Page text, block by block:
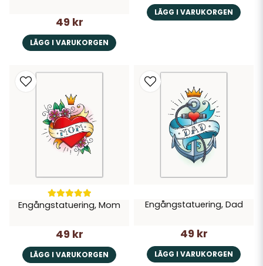
49 kr
LÄGG I VARUKORGEN
LÄGG I VARUKORGEN
Engångstatuering, Mom
49 kr
LÄGG I VARUKORGEN
Engångstatuering, Dad
49 kr
LÄGG I VARUKORGEN